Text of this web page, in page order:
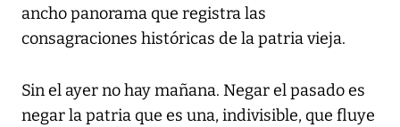
ancho panorama que registra las
consagraciones históricas de la patria vieja.
Sin el ayer no hay mañana. Negar el pasado es
negar la patria que es una, indivisible, que fluye